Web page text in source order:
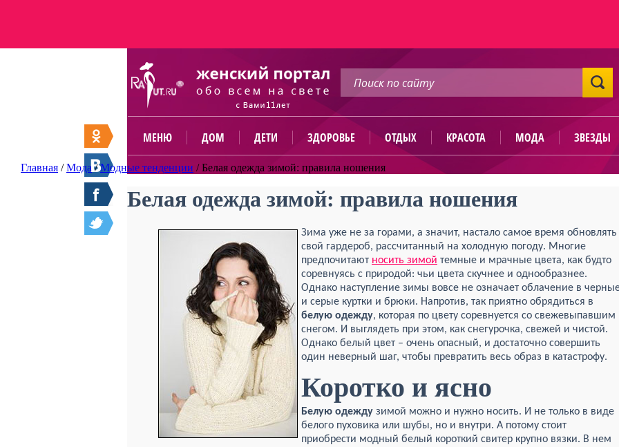
МЕНЮ ДОМ ДЕТИ ЗДОРОВЬЕ ОТДЫХ КРАСОТА МОДА ЗВЕЗДЫ
Главная /Мода /Модные тенденции /Белая одежда зимой: правила ношения
Белая одежда зимой: правила ношения
Зима уже не за горами, а значит, настало самое время обновлять
свой гардероб, рассчитанный на холодную погоду. Многие
предпочитают носить зимой темные и мрачные цвета, как будто
соревнуясь с природой: чьи цвета скучнее и однообразнее.
Однако наступление зимы вовсе не означает облачение в
и серые куртки и брюки. Напротив, так приятно обрядиться в
белую одежду, которая по цвету соревнуется со свежевыпавшим
снегом. И выглядеть при этом, как снегурочка, свежей и чистой.
Однако белый цвет – очень опасный, и достаточно совершить
один неверный шаг, чтобы превратить весь образ в катастрофу.
Коротко и ясно
Белую одежду зимой можно и нужно носить. И не только в виде
белого пуховика или шубы, но и внутри. А потому стоит
приобрести модный белый короткий свитер крупно вязки. В нем